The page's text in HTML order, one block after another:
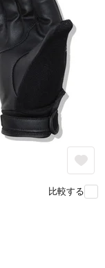
比較する